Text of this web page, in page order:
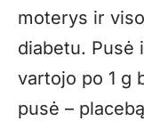
moterys ir
diabetu. Pusė
vartojo po 1 g
pusė –